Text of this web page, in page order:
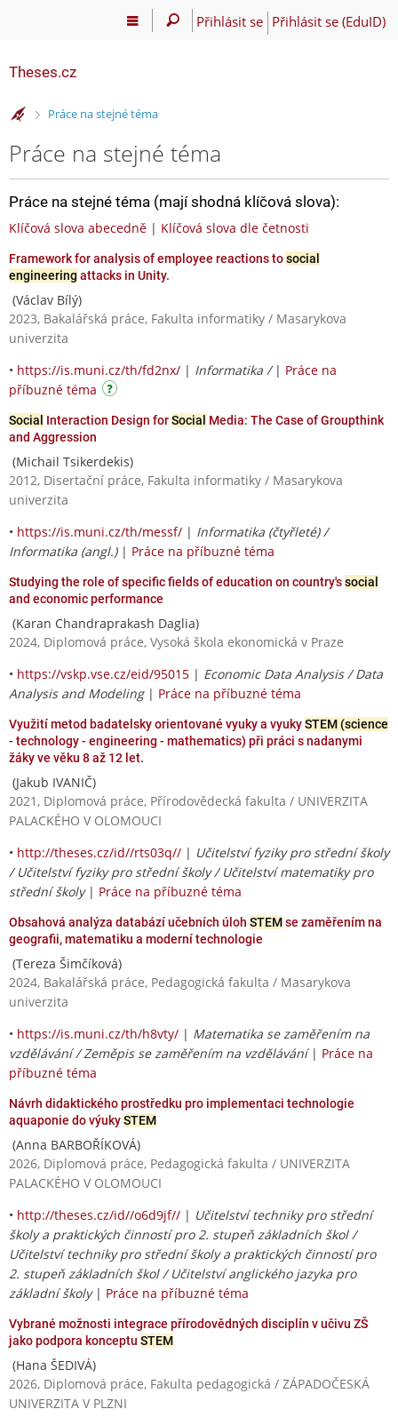
Přihlásit se Přihlásit se (EduID)
Theses.cz
>Práce na stejné téma
Práce na stejné téma
Práce na stejné téma (mají shodná klíčová slova):
Klíčová slova abecedně | Klíčová slova dle četnosti
Framework for analysis of employee reactions tosocial
engineering attacks in Unity.
(Václav Bílý)
2023, Bakalářská práce, Fakulta informatiky / Masarykova
univerzita
• https://is.muni.cz/th/fd2nx/ | Informatika / | Práce na
příbuzné téma
Social Interaction Design forSocial Media: The Case of Groupthink
and Aggression
(Michail Tsikerdekis)
2012, Disertační práce, Fakulta informatiky / Masarykova
univerzita
• https://is.muni.cz/th/messf/ | Informatika (čtyřleté) /
Informatika (angl.)| Práce na příbuzné téma
Studying the role of specific fields of education on country'ssocial
and economic performance
(Karan Chandraprakash Daglia)
2024, Diplomová práce, Vysoká škola ekonomická v Praze
• https://vskp.vse.cz/eid/95015 | Economic Data Analysis / Data
Analysis and Modeling| Práce na příbuzné téma
Využití metod badatelsky orientované vyuky a vyukySTEM (science
- technology - engineering - mathematics) při práci s nadanymi
žáky ve věku 8 až 12 let.
(Jakub IVANIČ)
2021, Diplomová práce, Přírodovědecká fakulta / UNIVERZITA
PALACKÉHO V OLOMOUCI
• http://theses.cz/id//rts03q// | Učitelství fyziky pro střední školy
/ Učitelství fyziky pro střední školy / Učitelství matematiky pro
střední školy| Práce na příbuzné téma
Obsahová analýza databází učebních úloh STEMse zaměřením na
geografii, matematiku a moderní technologie
(Tereza Šimčíková)
2024, Bakalářská práce, Pedagogická fakulta / Masarykova
univerzita
• https://is.muni.cz/th/h8vty/ | Matematika se zaměřením na
vzdělávání / Zeměpis se zaměřením na vzdělávání| Práce na
příbuzné téma
Návrh didaktického prostředku pro implementaci technologie
aquaponie do výukySTEM
(Anna BARBOŘÍKOVÁ)
2026, Diplomová práce, Pedagogická fakulta / UNIVERZITA
PALACKÉHO V OLOMOUCI
• http://theses.cz/id//o6d9jf// | Učitelství techniky pro střední
školy a praktických činností pro 2. stupeň základních škol /
Učitelství techniky pro střední školy a praktických činností pro
2. stupeň základních škol / Učitelství anglického jazyka pro
základní školy| Práce na příbuzné téma
Vybrané možnosti integrace přírodovědných disciplín v učivu ZŠ
jako podpora konceptu STEM
(Hana ŠEDIVÁ)
2026, Diplomová práce, Fakulta pedagogická / ZÁPADOČESKÁ
UNIVERZITA V PLZNI